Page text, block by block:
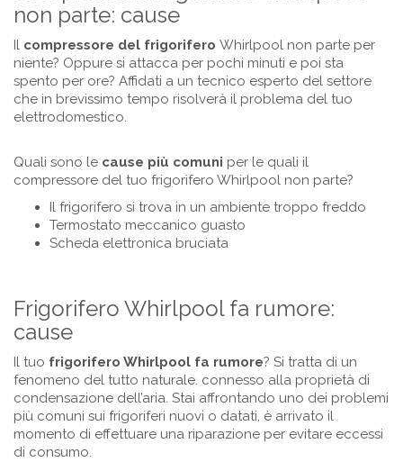
non parte: cause
Il compressore del frigorifero Whirlpool non parte per
niente? Oppure si attacca per pochi minuti e poi sta
spento per ore? Affidati a un tecnico esperto del settore
che in brevissimo tempo risolverà il problema del tuo
elettrodomestico.
Quali sono le cause più comuni per le quali il
compressore del tuo frigorifero Whirlpool non parte?
Il frigorifero si trova in un ambiente troppo freddo
Termostato meccanico guasto
Scheda elettronica bruciata
Frigorifero Whirlpool fa rumore:
cause
Il tuo frigorifero Whirlpool fa rumore? Si tratta di un
fenomeno del tutto naturale. connesso alla proprietà di
condensazione dell’aria. Stai affrontando uno dei problemi
più comuni sui frigoriferi nuovi o datati, è arrivato il
momento di effettuare una riparazione per evitare eccessi
di consumo.